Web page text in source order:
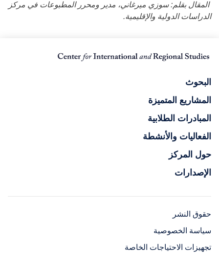
المقال بقلم: سوزي ميرغاني، مدير ومحرر المطبوعات في مركز
الدراسات الدولية والإقليمية.
البحوث
المشاريع المتميزة
المبادرات الطلابية
الفعاليات والأنشطة
حول المركز
الإصدارات
حقوق النشر
سياسة الخصوصية
تجهيزات الاحتياجات الخاصة